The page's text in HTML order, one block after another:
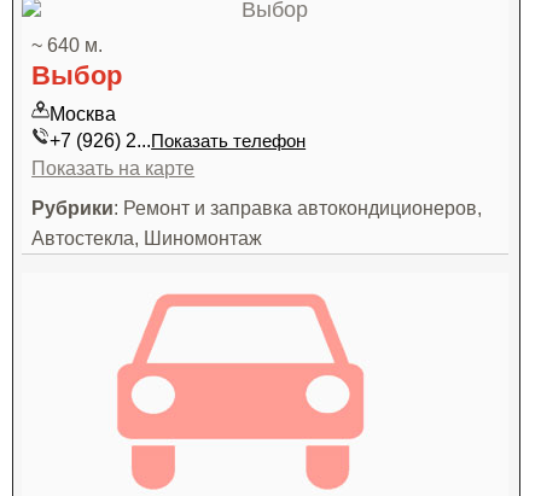
~ 640 м.
Выбор
Москва
+7 (926) 2...Показать телефон
Показать на карте
Рубрики: Ремонт и заправка автокондиционеров,
Автостекла, Шиномонтаж